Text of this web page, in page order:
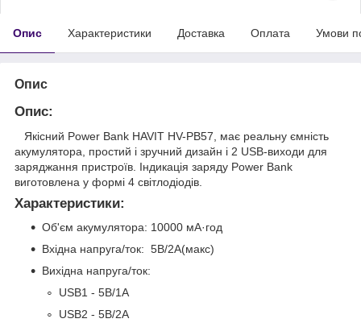
Опис Характеристики Доставка Оплата Умови
Опис
Опис:
Якісний Power Bank HAVIT HV-PB57, має реальну ємність
акумулятора, простий і зручний дизайн і 2 USB-виходи для
заряджання пристроїв. Індикація заряду Power Bank
виготовлена у формі 4 світлодіодів.
Характеристики:
Об'єм акумулятора: 10000 мА·год
Вхідна напруга/ток: 5В/2А(макс)
Вихідна напруга/ток:
USB1 - 5В/1А
USB2 - 5В/2А